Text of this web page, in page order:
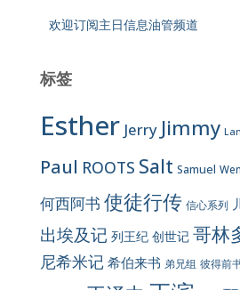
欢迎订阅主日信息油管频道
标签
Esther Jerry Jimmy
Paul ROOTS Salt Samuel
何西阿书 使徒行传 信心系列
出埃及记 列王纪 创世记 哥林
尼希米记 希伯来书 弟兄组 彼得前